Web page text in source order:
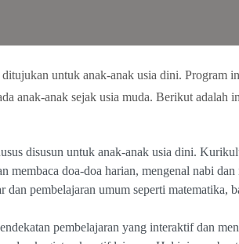
untuk anak-anak usia dini. Program
anak-anak sejak usia muda. Berikut adalah
disusun untuk anak-anak usia dini.
membaca doa-doa harian, mengenal nabi dan
pembelajaran umum seperti matematika,
pembelajaran yang interaktif dan